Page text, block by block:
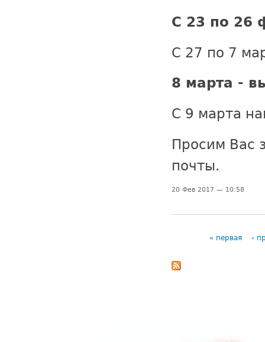
С 23 по 26
С 27 по 7
8 марта -
С 9 марта
Просим Вас
почты.
20 Фев 2017 — 10:58
« первая ‹